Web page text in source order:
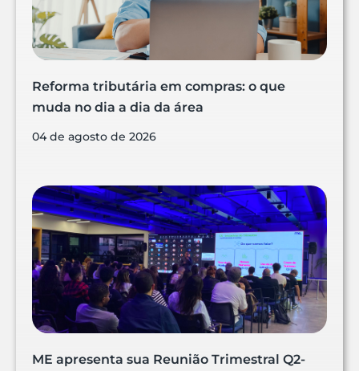
Reforma tributária em compras: o que
muda no dia a dia da área
04 de agosto de 2026
ME apresenta sua Reunião Trimestral Q2-